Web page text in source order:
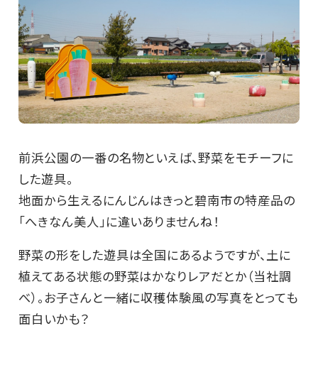
前浜公園の一番の名物といえば、野菜をモチーフに
した遊具。
地面から生えるにんじんはきっと碧南市の特産品の
「へきなん美人」に違いありませんね！
野菜の形をした遊具は全国にあるようですが、土に
植えてある状態の野菜はかなりレアだとか（当社調
べ）。お子さんと一緒に収穫体験風の写真をとっても
面白いかも？